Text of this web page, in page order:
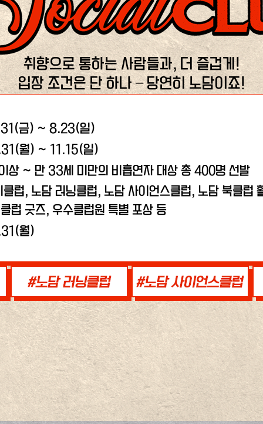
취향으로 통하는 사람들과, 더 즐겁게!
입장 조건은 단 하나 – 당연히 노담이죠!
금) ~ 8.23(일)
월) ~ 11.15(일)
상 ~ 만 33세 미만의 비흡연자 대상 총 400명 선발
클럽, 노담 러닝클럽, 노담 사이언스클럽, 노담 북클럽
럽 굿즈, 우수클럽원 특별 포상 등
월)